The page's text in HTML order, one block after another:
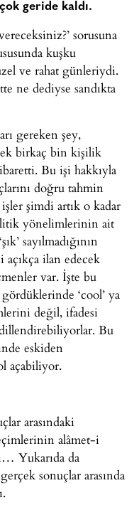
geride kaldı.
sorusuna
kuşku
ve rahat günleriydi.
ne dediyse sandıkta
gereken şey,
birkaç bin kişilik
Bu işi hakkıyla
doğru tahmin
şimdi artık o kadar
yönelimlerinin ait
sayılmadığının
ilan edecek
var. İşte bu
‘cool’ ya
değil, ifadesi
Bu
eskiden
açabiliyor.
arasındaki
alâmet-i
Yukarıda da
sonuçlar arasında